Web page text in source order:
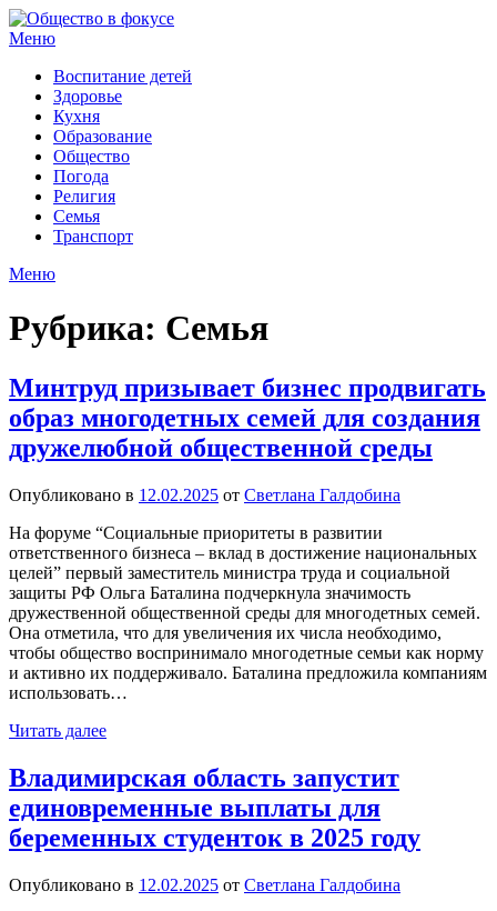
Перейти
к
Меню
Воспитание детей
Здоровье
Кухня
Образование
Общество
Погода
Религия
Семья
Транспорт
Меню
Рубрика: Семья
Минтруд призывает бизнес продвигать
образ многодетных семей для создания
дружелюбной общественной среды
Опубликовано в 12.02.2025 от Светлана Галдобина
На форуме “Социальные приоритеты в развитии
ответственного бизнеса – вклад в достижение национальных
целей” первый заместитель министра труда и социальной
защиты РФ Ольга Баталина подчеркнула значимость
дружественной общественной среды для многодетных семей.
Она отметила, что для увеличения их числа необходимо,
чтобы общество воспринимало многодетные семьи как норму
и активно их поддерживало. Баталина предложила компаниям
использовать…
Читать далее
Владимирская область запустит
единовременные выплаты для
беременных студенток в 2025 году
Опубликовано в 12.02.2025 от Светлана Галдобина